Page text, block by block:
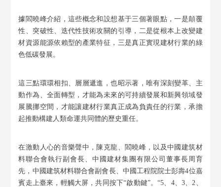
據閻曉峰介紹，這些概念和設想基于三個著眼點，一是顛覆
性、突破性、迭代性技術攻關的引導，二是從根本上改變建
材資源能源依賴型的產業特征，三是真正實現建材行業的綠
色低碳發展。
這三點環環相扣、層層遞進，也昭示著，唯有深刻變革、主
動作為、全面轉型，才能為未來的可持續發展和新興領域發
展騰挪空間，才能讓建材行業真正成為負責任的行業，承擔
起推動構建人類命運共同體的歷史重任。
在激動人心的音樂聲中，陳克龍、閻曉峰，以及中國建筑材
料聯合會執行副會長、中國建材集團有限公司董事長周育
先，中國建筑材料聯合會副會長、中國工程院院士彭壽4位嘉
賓走上臺來，輕觸大屏，共同按下“啟動鍵”。“5、4、3、2、